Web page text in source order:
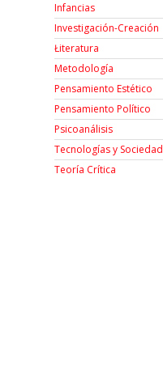
Infancias
Investigación-Creación
Łiteratura
Metodología
Pensamiento Estético
Pensamiento Político
Psicoanálisis
Tecnologías y Sociedad
Teoría Crítica